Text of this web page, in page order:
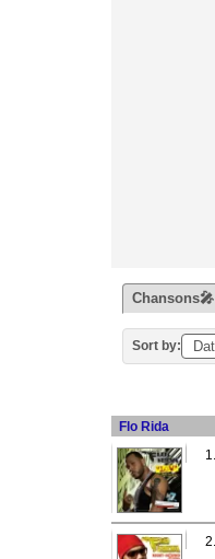
Chansons🎤
Sort by:
Flo Rida
1.
2.